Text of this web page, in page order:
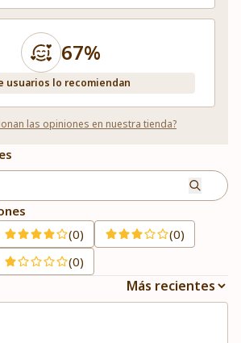
67%
usuarios lo recomiendan
las opiniones en nuestra tienda?
(0)
(0)
(0)